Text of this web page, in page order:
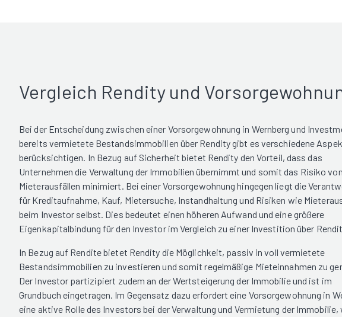
Vergleich Rendity und
Bei der Entscheidung zwischen einer Vorsorgewohnung in Wernberg und
bereits vermietete Bestandsimmobilien über Rendity gibt es verschiedene
berücksichtigen. In Bezug auf Sicherheit bietet Rendity den Vorteil, dass das
Unternehmen die Verwaltung der Immobilien übernimmt und somit das Risiko von
Mieterausfällen minimiert. Bei einer Vorsorgewohnung hingegen liegt die
für Kreditaufnahme, Kauf, Mietersuche, Instandhaltung und Risiken wie
beim Investor selbst. Dies bedeutet einen höheren Aufwand und eine größere
Eigenkapitalbindung für den Investor im Vergleich zu einer Investition über
In Bezug auf Rendite bietet Rendity die Möglichkeit, passiv in voll vermietete
Bestandsimmobilien zu investieren und somit regelmäßige Mieteinnahmen zu
Der Investor partizipiert zudem an der Wertsteigerung der Immobilie und ist im
Grundbuch eingetragen. Im Gegensatz dazu erfordert eine Vorsorgewohnung in
eine aktive Rolle des Investors bei der Verwaltung und Vermietung der Immobilie,